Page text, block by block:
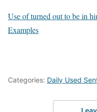
Use of turned out to be in
Examples
Categories: Daily Used